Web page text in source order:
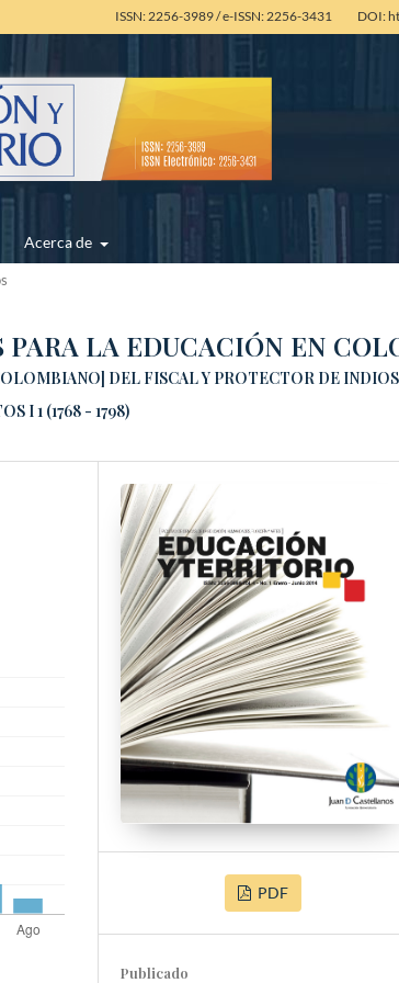
ISSN: 2256-3989 / e-ISSN: 2256-3431 DOI:
Acerca de
LA EDUCACIÓN EN
DEL FISCAL Y PROTECTOR DE
I 1 (1768 - 1798)
PDF
Publicado